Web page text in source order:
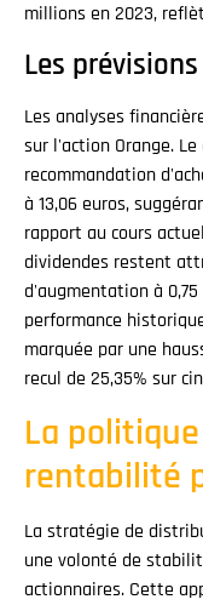
millions en 2023,
Les
Les analyses
sur l'action Orange.
recommandation
à 13,06 euros,
rapport au cours
dividendes restent
d'augmentation à
performance
marquée par une
recul de 25,35% sur
La
rentabilité
La stratégie de
une volonté de
actionnaires. Cette